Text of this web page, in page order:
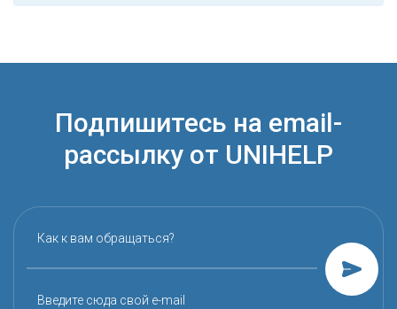
Подпишитесь на email-
рассылку от UNIHELP
Как к вам обращаться?
Введите сюда свой e-mail